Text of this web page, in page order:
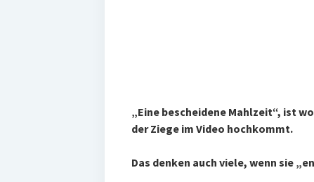
„Eine bescheidene Mahlzeit“, ist
der Ziege im Video hochkommt.
Das denken auch viele, wenn sie